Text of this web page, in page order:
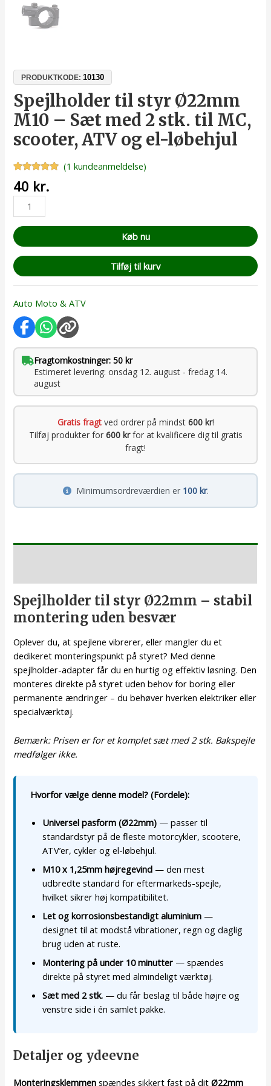
PRODUKTKODE:10130
Spejlholder til styr Ø22mm
M10 – Sæt med 2 stk. til MC,
scooter, ATV og el-løbehjul
som5.00
ud af 5
baseret på
(1 kundeanmeldelse)
40 kr.
Køb nu
Tilføj til kurv
Auto Moto & ATV
Fragtomkostninger: 50 kr
Estimeret levering: onsdag 12. august - fredag 14.
august
Gratis fragtved ordrer på mindst 600 kr!
Tilføj produkter for 600 krfor at kvalificere dig til gratis
fragt!
Minimumsordreværdien er 100 kr.
Spejlholder til styr Ø22mm – stabil
montering uden besvær
Oplever du, at spejlene vibrerer, eller mangler du et
dedikeret monteringspunkt på styret? Med denne
spejlholder-adapter får du en hurtig og effektiv løsning. Den
monteres direkte på styret uden behov for boring eller
permanente ændringer – du behøver hverken elektriker eller
specialværktøj.
Bemærk: Prisen er for et komplet sæt med 2 stk. Bakspejle
medfølger ikke.
Hvorfor vælge denne model? (Fordele):
Universel pasform (Ø22mm) — passer til
standardstyr på de fleste motorcykler, scootere,
ATV’er, cykler og el-løbehjul.
M10 x 1,25mm højregevind — den mest
udbredte standard for eftermarkeds-spejle,
hvilket sikrer høj kompatibilitet.
Let og korrosionsbestandigt aluminium —
designet til at modstå vibrationer, regn og daglig
brug uden at ruste.
Montering på under 10 minutter — spændes
direkte på styret med almindeligt værktøj.
Sæt med 2 stk. — du får beslag til både højre og
venstre side i én samlet pakke.
Detaljer og ydeevne
Monteringsklemmen spændes sikkert fast på ditØ22mm